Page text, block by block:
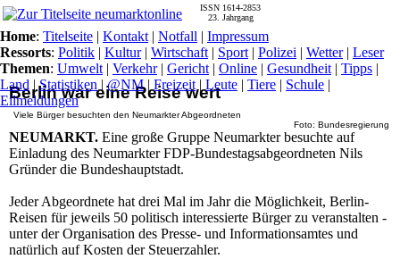
Berlin war eine Reise wert
Viele Bürger besuchten den Neumarkter Abgeordneten
Foto: Bundesregierung
NEUMARKT. Eine große Gruppe Neumarkter besuchte auf
Einladung des Neumarkter FDP-Bundestagsabgeordneten Nils
Gründer die Bundeshauptstadt.
Jeder Abgeordnete hat drei Mal im Jahr die Möglichkeit, Berlin-
Reisen für jeweils 50 politisch interessierte Bürger zu veranstalten -
unter der Organisation des Presse- und Informationsamtes und
natürlich auf Kosten der Steuerzahler.
ISSN 1614-2853
23. Jahrgang
Home: Titelseite | Kontakt | Notfall | Impressum
Ressorts: Politik | Kultur| Wirtschaft | Sport | Polizei | Wetter| Leser
Themen: Umwelt | Verkehr| Gericht | Online | Gesundheit | Tipps |
Land |Statistiken |@NM| Freizeit | Leute | Tiere | Schule |
Eilmeldungen